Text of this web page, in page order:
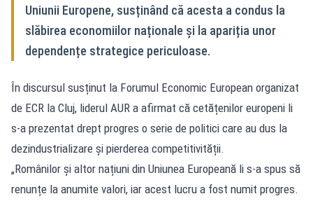
Uniunii Europene, susținând că acesta a condus la
slăbirea economiilor naționale și la apariția unor
dependențe strategice periculoase.
În discursul susținut la Forumul Economic European organizat
de ECR la Cluj, liderul AUR a afirmat că cetățenilor europeni li
s-a prezentat drept progres o serie de politici care au dus la
dezindustrializare și pierderea competitivității.
„Românilor și altor națiuni din Uniunea Europeană li s-a spus să
renunțe la anumite valori, iar acest lucru a fost numit progres.